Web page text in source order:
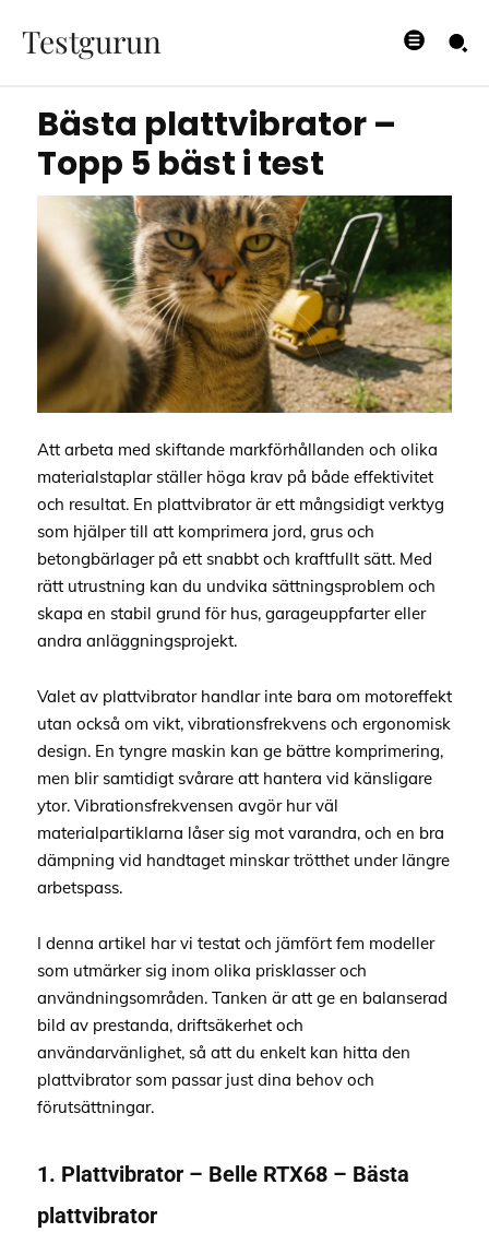
Testgurun
25/08/2025
Bästa plattvibrator –
Topp 5 bäst i test
Att arbeta med skiftande markförhållanden och olika
materialstaplar ställer höga krav på både effektivitet
och resultat. En plattvibrator är ett mångsidigt verktyg
som hjälper till att komprimera jord, grus och
betongbärlager på ett snabbt och kraftfullt sätt. Med
rätt utrustning kan du undvika sättningsproblem och
skapa en stabil grund för hus, garageuppfarter eller
andra anläggningsprojekt.
Valet av plattvibrator handlar inte bara om motoreffekt
utan också om vikt, vibrationsfrekvens och ergonomisk
design. En tyngre maskin kan ge bättre komprimering,
men blir samtidigt svårare att hantera vid känsligare
ytor. Vibrationsfrekvensen avgör hur väl
materialpartiklarna låser sig mot varandra, och en bra
dämpning vid handtaget minskar trötthet under längre
arbetspass.
I denna artikel har vi testat och jämfört fem modeller
som utmärker sig inom olika prisklasser och
användningsområden. Tanken är att ge en balanserad
bild av prestanda, driftsäkerhet och
användarvänlighet, så att du enkelt kan hitta den
plattvibrator som passar just dina behov och
förutsättningar.
1. Plattvibrator – Belle RTX68 – Bästa
plattvibrator